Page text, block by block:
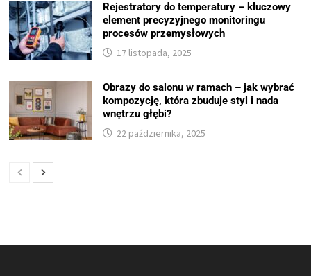
Rejestratory do temperatury – kluczowy
element precyzyjnego monitoringu
procesów przemysłowych
17 listopada, 2025
Obrazy do salonu w ramach – jak wybrać
kompozycję, która zbuduje styl i nada
wnętrzu głębi?
22 października, 2025